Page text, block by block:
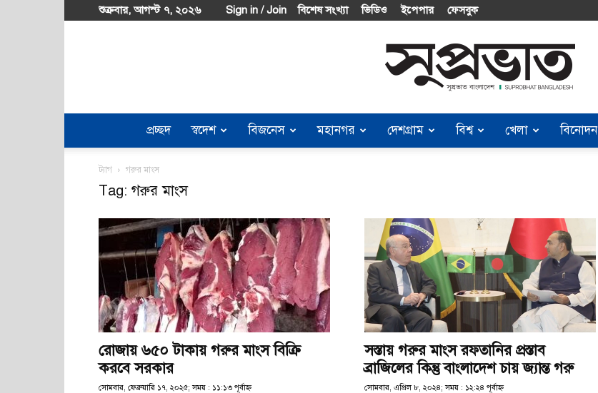
শুক্রবার, আগস্ট ৭, ২০২৬ Sign in / Join বিশেষ সংখ্যা ভিডিও ইপেপার ফেসবুক
Suprobhat
Bangladesh
প্রচ্ছদ স্বদেশ বিজনেস মহানগর দেশগ্রাম বিশ্ব খেলা বিনোদন
ট্যাগ গরুর মাংস
Tag: গরুর মাংস
রোজায় ৬৫০ টাকায় গরুর মাংস বিক্রি
করবে সরকার
সোমবার, ফেব্রুয়ারি ১৭, ২০২৫; সময় : ১১:১৩ পূর্বাহ্ণ
সস্তায় গরুর মাংস রফতানির প্রস্তাব
ব্রাজিলের কিন্তু বাংলাদেশ চায় জ্যান্ত গরু
সোমবার, এপ্রিল ৮, ২০২৪; সময় : ১২:২৪ পূর্বাহ্ণ